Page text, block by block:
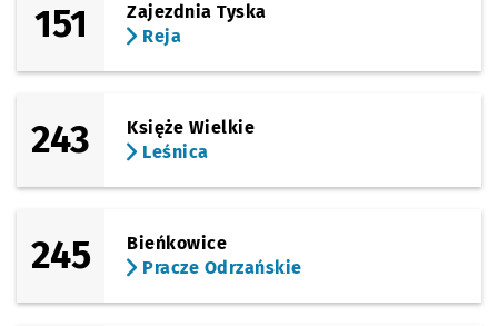
151
Zajezdnia Tyska
Reja
243
Księże Wielkie
Leśnica
245
Bieńkowice
Pracze Odrzańskie